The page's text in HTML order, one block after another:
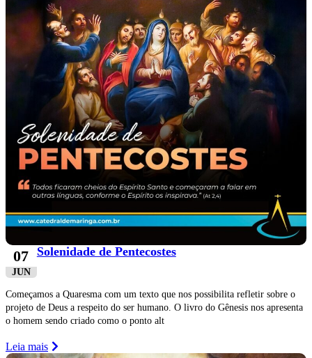
07
JUN
Solenidade de Pentecostes
Começamos a Quaresma com um texto que nos possibilita refletir sobre o
projeto de Deus a respeito do ser humano. O livro do Gênesis nos apresenta
o homem sendo criado como o ponto alt
Leia mais